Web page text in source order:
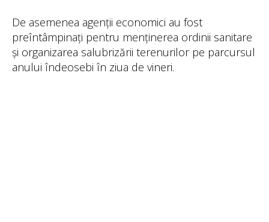
De asemenea agenții economici au fost
preîntâmpinați pentru menținerea ordinii sanitare
și organizarea salubrizării terenurilor pe parcursul
anului îndeosebi în ziua de vineri.